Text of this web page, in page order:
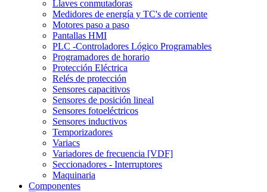
Llaves conmutadoras
Medidores de energía y TC's de corriente
Motores paso a paso
Pantallas HMI
PLC -Controladores Lógico Programables
Programadores de horario
Protección Eléctrica
Relés de protección
Sensores capacitivos
Sensores de posición lineal
Sensores fotoeléctricos
Sensores inductivos
Temporizadores
Variacs
Variadores de frecuencia [VDF]
Seccionadores - Interruptores
Maquinaria
Componentes